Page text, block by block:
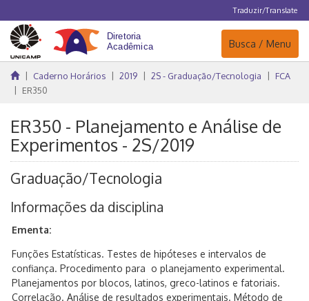
Traduzir/Translate
Navegação
Busca / Menu
Caderno Horários 2019 2S - Graduação/Tecnologia
FCA
ER350
ER350 - Planejamento e Análise de
Experimentos - 2S/2019
Graduação/Tecnologia
Informações da disciplina
Ementa:
Funções Estatísticas. Testes de hipóteses e intervalos de
confiança. Procedimento para o planejamento experimental.
Planejamentos por blocos, latinos, greco-latinos e fatoriais.
Correlação. Análise de resultados experimentais. Método de